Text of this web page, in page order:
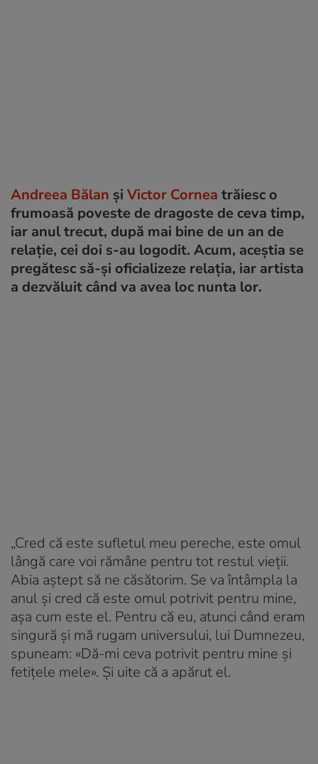
Andreea Bălan și Victor Cornea trăiesc o
frumoasă poveste de dragoste de ceva timp,
iar anul trecut, după mai bine de un an de
relație, cei doi s-au logodit. Acum, aceștia se
pregătesc să-și oficializeze relația, iar artista
a dezvăluit când va avea loc nunta lor.
„Cred că este sufletul meu pereche, este omul
lângă care voi rămâne pentru tot restul vieții.
Abia aștept să ne căsătorim. Se va întâmpla la
anul și cred că este omul potrivit pentru mine,
așa cum este el. Pentru că eu, atunci când eram
singură și mă rugam universului, lui Dumnezeu,
spuneam: «Dă-mi ceva potrivit pentru mine și
fetițele mele». Și uite că a apărut el.